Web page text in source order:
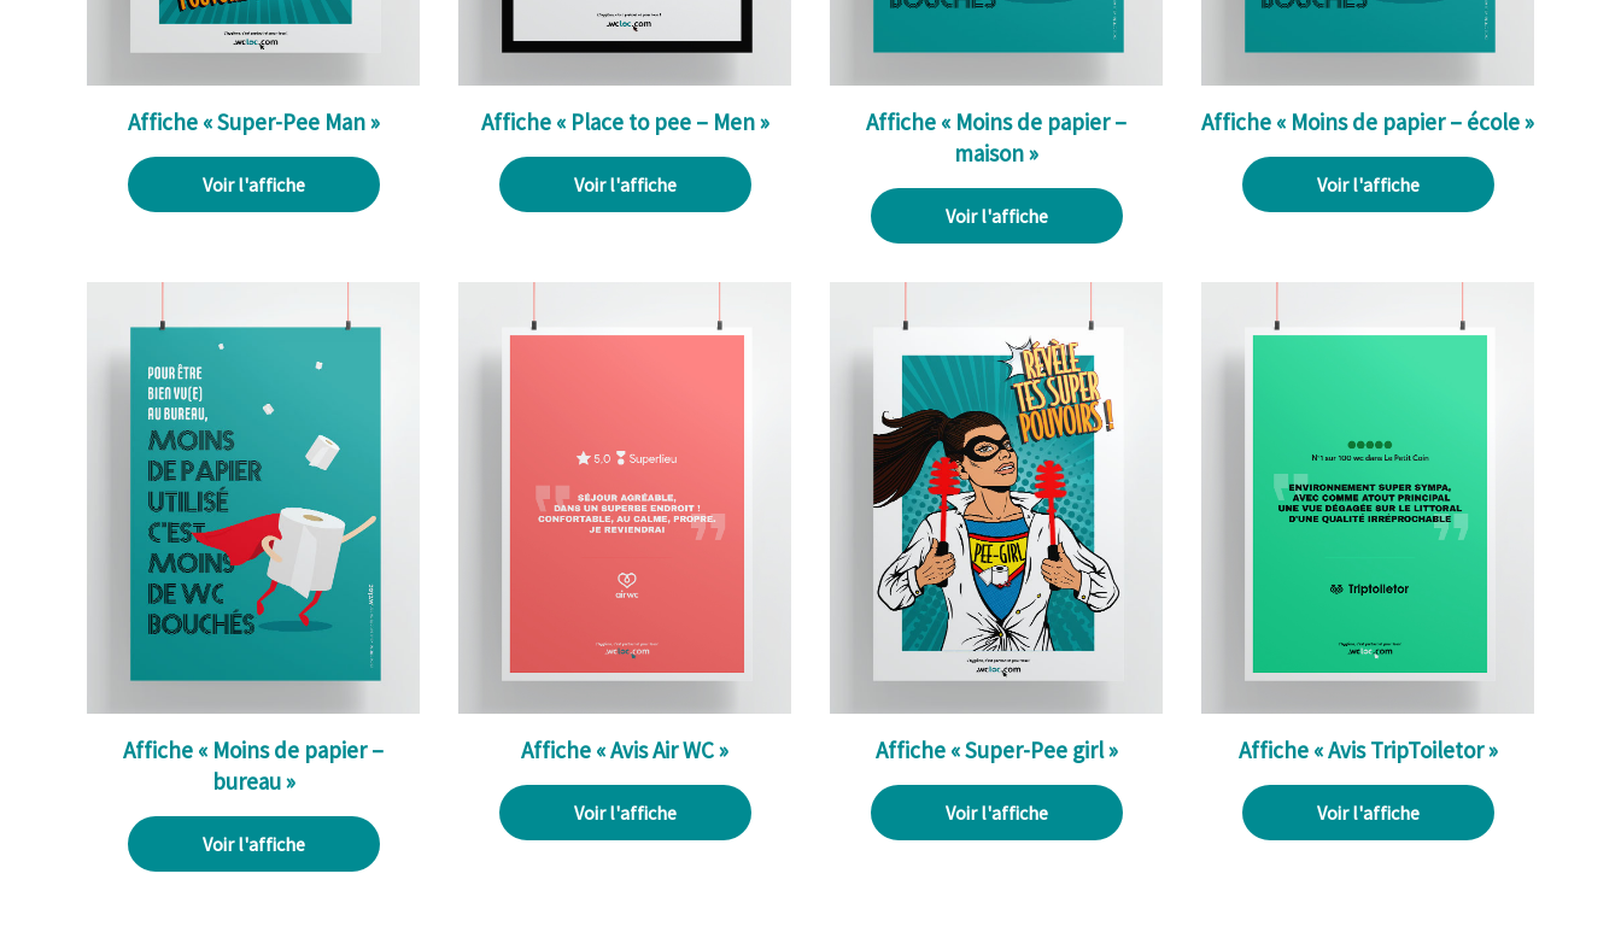
Affiche « Super-Pee Man »
Voir l'affiche
Affiche « Place to pee – Men »
Voir l'affiche
Affiche « Moins de papier –
maison »
Voir l'affiche
Affiche « Moins de papier – école »
Voir l'affiche
Affiche « Moins de papier –
bureau »
Voir l'affiche
Affiche « Avis Air WC »
Voir l'affiche
Affiche « Super-Pee girl »
Voir l'affiche
Affiche « Avis TripToiletor »
Voir l'affiche